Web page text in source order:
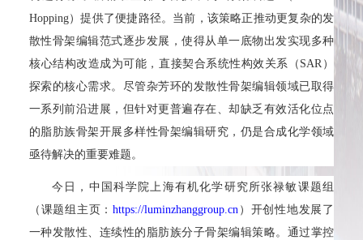
Hopping）提供了便捷路径。当前，该策略正推动更复杂的发
散性骨架编辑范式逐步发展，使得从单一底物出发实现多种
核心结构改造成为可能，直接契合系统性构效关系（SAR）
探索的核心需求。尽管杂芳环的发散性骨架编辑领域已取得
一系列前沿进展，但针对更普遍存在、却缺乏有效活化位点
的脂肪族骨架开展多样性骨架编辑研究，仍是合成化学领域
亟待解决的重要难题。
今日 ，中国科学院上海有机化学研究所张禄敏 课题组
（课题组主页：https://luminzhanggroup.cn ）开创性地发展了
一种发散性、连续性的脂肪族分子骨架编辑策略。通过掌控